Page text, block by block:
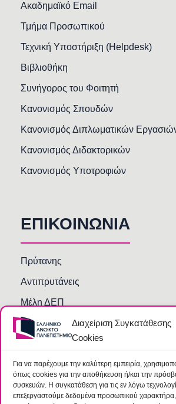
Διαχείριση Συγκατάθεσης
Cookies
Για να παρέχουμε την καλύτερη εμπειρία,
όπως cookies για την αποθήκευση ή/και την
συσκευών. Η συγκατάθεση για τις εν λόγω
επεξεργαστούμε δεδομένα προσωπικού
Ακαδημαϊκό Email
Τμήμα Προσωπικού
Τεχνική Υποστήριξη (Helpdesk)
Βιβλιοθήκη
Συνήγορος του Φοιτητή
Κανονισμός Σπουδών
Κανονισμός Διπλωματικών
Κανονισμός Διδακτορικών
Κανονισμός Υποτροφιών
ΕΠΙΚΟΙΝΩΝΙΑ
Πρύτανης
Αντιπρυτάνεις
Μέλη ΔΕΠ
Τμήματα και Υπηρεσίες
Γραμματείες Κοσμητειών Σχολών
Βιβλιοθήκη
Συχνές Ερωτήσεις